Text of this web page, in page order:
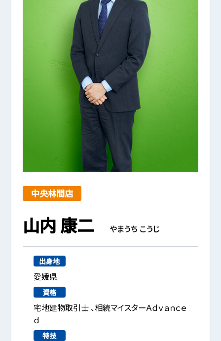
中央林間店
山内 康二 やまうち こうじ
出身地
愛媛県
資格
宅地建物取引士 、相続マイスターＡｄｖａｎｃｅ
ｄ
特技